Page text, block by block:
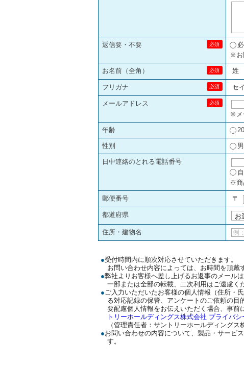
返信要・不要
※お
お名前（全角） 姓
フリガナ セイ
メールアドレス
※メ
年齢
性別
日中連絡のとれる電話番号
※商
郵便番号 〒
都道府県
住所・建物名
●受付時間内に順次対応させていただきます。
お問い合わせ内容によっては、お時間を頂戴
●弊社よりお客様へ差し上げるお返事のメール
一部または全部の転載、二次利用はご遠慮く
●ご入力いただいたお客様の個人情報（住所・
る対応記録の保管、アンケートのご依頼の目
要配慮個人情報をお伝えいただく場合、事前
トリーホールディングス株式会社 プライバシ
（管理責任者：サントリーホールディング
●お問い合わせの内容について、製品・サービ
す。